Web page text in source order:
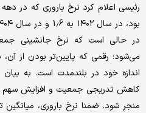
می‌شود؛ رقمی که پایین‌تر بودن از
اندازه خود در بلندمدت است. به بیان
کاهش تدریجی جمعیت و افزایش سهم
منجر شود. ضمنا نرخ باروری، میانگین